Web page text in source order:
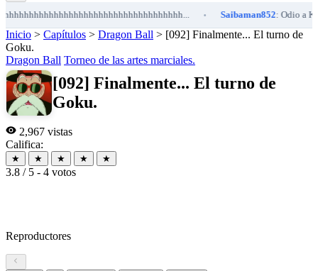
Saibaman852: Odio a Kefla
Inicio > Capítulos > Dragon Ball > [092] Finalmente... El turno de
Goku.
Dragon Ball Torneo de las artes marciales.
[092] Finalmente... El turno de
Goku.
2,967 vistas
Califica:
★ ★ ★ ★ ★
3.8 / 5 - 4 votos
Reproductores